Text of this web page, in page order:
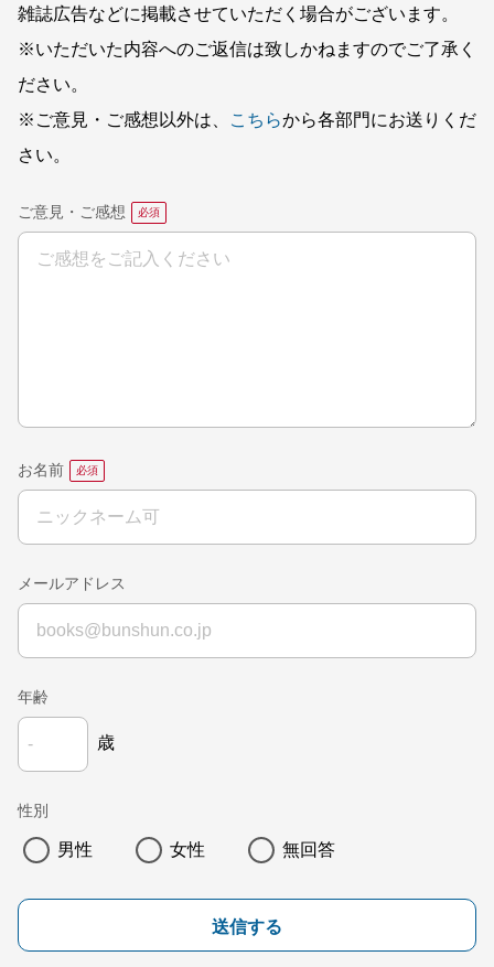
雑誌広告などに掲載させていただく場合がございます。
※いただいた内容へのご返信は致しかねますのでご了承く
ださい。
※ご意見・ご感想以外は、
こちらから各部門にお送りくだ
さい。
ご意見・ご感想
お名前
メールアドレス
年齢
歳
性別
男性 女性 無回答
送信する